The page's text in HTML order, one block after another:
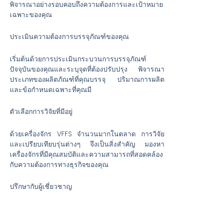
พิจารณาอย่างรอบคอบถึงความต้องการและเป้าหมาย
เฉพาะของคุณ
ประเมินความต้องการบรรจุภัณฑ์ของคุณ
เริ่มต้นด้วยการประเมินกระบวนการบรรจุภัณฑ์
ปัจจุบันของคุณและระบุจุดที่ต้องปรับปรุง พิจารณา
ประเภทของผลิตภัณฑ์ที่คุณบรรจุ ปริมาณการผลิต
และข้อกำหนดเฉพาะที่คุณมี
ตัวเลือกการวิจัยที่มีอยู่
ด้วยเครื่องจักร VFFS จำนวนมากในตลาด การวิจัย
และเปรียบเทียบรุ่นต่างๆ จึงเป็นสิ่งสำคัญ มองหา
เครื่องจักรที่มีคุณสมบัติและความสามารถที่สอดคล้อง
กับความต้องการทางธุรกิจของคุณ
ปรึกษากับผู้เชี่ยวชาญ